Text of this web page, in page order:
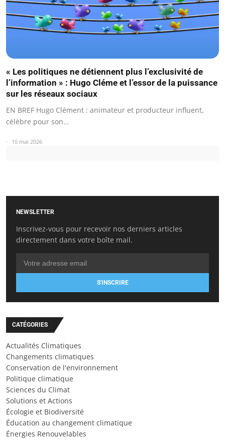
« Les politiques ne détiennent plus l’exclusivité de
l’information » : Hugo Cléme et l’essor de la puissance
sur les réseaux sociaux
EN BREF Hugo Clément : animateur et producteur influent,
célèbre pour son…
10 mai 2026
NEWSLETTER
Inscrivez-vous pour recevoir nos derniers articles
directement dans votre boîte mail.
S'INSCRIRE
CATÉGORIES
Actualités Climatiques
Changements climatiques
Conservation de l'environnement
Politique climatique
Sciences du Climat
Solutions et Actions
Écologie et Biodiversité
Éducation au changement climatique
Énergies Renouvelables